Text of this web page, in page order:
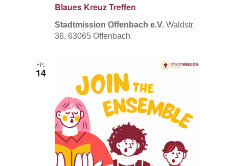
Blaues Kreuz Treffen
Stadtmission Offenbach e.V.Waldstr.
36, 63065 Offenbach
FR.
14